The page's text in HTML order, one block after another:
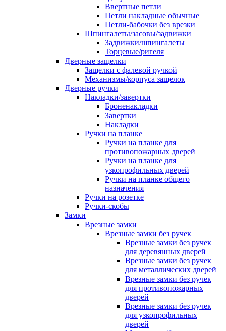
Ввертные петли
Петли накладные обычные
Петли-бабочки без врезки
Шпингалеты/засовы/задвижки
Задвижки/шпингалеты
Торцевые/ригеля
Дверные защелки
Защелки с фалевой ручкой
Механизмы/корпуса защелок
Дверные ручки
Накладки/завертки
Броненакладки
Завертки
Накладки
Ручки на планке
Ручки на планке для
противопожарных дверей
Ручки на планке для
узкопрофильных дверей
Ручки на планке общего
назначения
Ручки на розетке
Ручки-скобы
Замки
Врезные замки
Врезные замки без ручек
Врезные замки без ручек
для деревянных дверей
Врезные замки без ручек
для металлических дверей
Врезные замки без ручек
для противопожарных
дверей
Врезные замки без ручек
для узкопрофильных
дверей